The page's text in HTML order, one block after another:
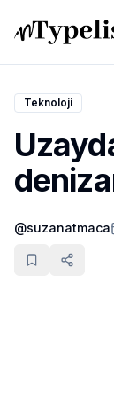
Dünya
Film ve Dizi
Kültür ve
Sağlık
Teknoloji
@suzanatmaca